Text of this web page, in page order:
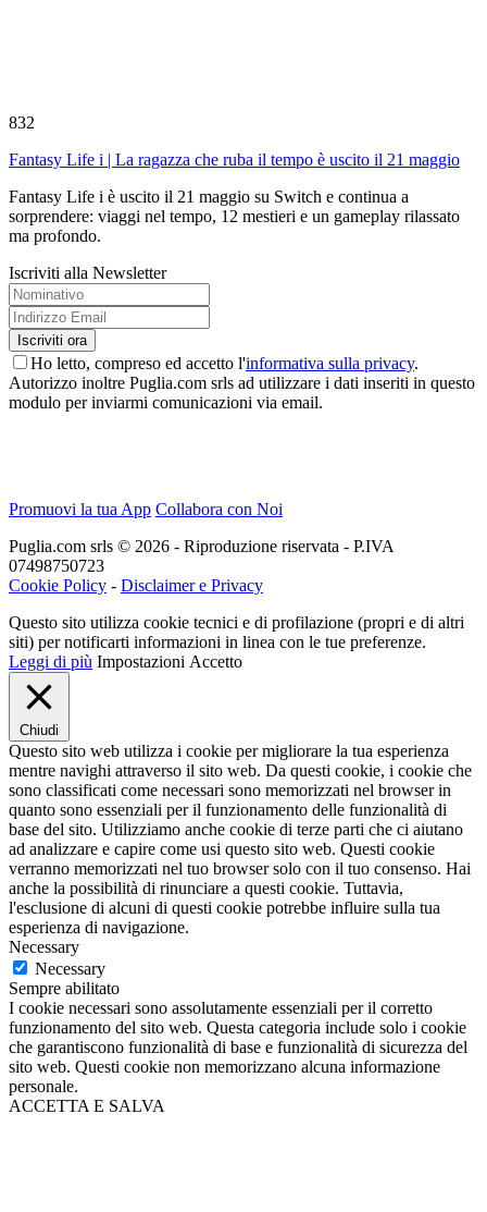
832
Fantasy Life i | La ragazza che ruba il tempo è uscito il 21 maggio
Fantasy Life i è uscito il 21 maggio su Switch e continua a
sorprendere: viaggi nel tempo, 12 mestieri e un gameplay rilassato
ma profondo.
Iscriviti alla Newsletter
Ho letto, compreso ed accetto l'informativa sulla privacy.
Autorizzo inoltre Puglia.com srls ad utilizzare i dati inseriti in questo
modulo per inviarmi comunicazioni via email.
Promuovi la tua App Collabora con Noi
Puglia.com srls © 2026 - Riproduzione riservata - P.IVA
07498750723
Cookie Policy - Disclaimer e Privacy
Questo sito utilizza cookie tecnici e di profilazione (propri e di altri
siti) per notificarti informazioni in linea con le tue preferenze.
Leggi di più Impostazioni Accetto
Chiudi
Questo sito web utilizza i cookie per migliorare la tua esperienza
mentre navighi attraverso il sito web. Da questi cookie, i cookie che
sono classificati come necessari sono memorizzati nel browser in
quanto sono essenziali per il funzionamento delle funzionalità di
base del sito. Utilizziamo anche cookie di terze parti che ci aiutano
ad analizzare e capire come usi questo sito web. Questi cookie
verranno memorizzati nel tuo browser solo con il tuo consenso. Hai
anche la possibilità di rinunciare a questi cookie. Tuttavia,
l'esclusione di alcuni di questi cookie potrebbe influire sulla tua
esperienza di navigazione.
Necessary
Necessary
Sempre abilitato
I cookie necessari sono assolutamente essenziali per il corretto
funzionamento del sito web. Questa categoria include solo i cookie
che garantiscono funzionalità di base e funzionalità di sicurezza del
sito web. Questi cookie non memorizzano alcuna informazione
personale.
ACCETTA E SALVA